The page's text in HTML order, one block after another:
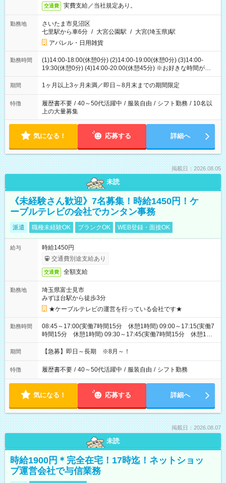
交通費 実費支給／当社規定あり。
勤務地
さいたま市見沼区
七里駅から車6分 / 大宮公園駅 / 大宮(埼玉県)駅
アパレル・日用雑貨
勤務時間
(1)14:00-18:00(休憩0分) (2)14:00-19:00(休憩0分) (3)14:00-
19:30(休憩0分) (4)14:00-20:00(休憩45分) ※お好きな時間が選べ
ます
期間 1ヶ月以上3ヶ月未満／即日～8月末までの期間限定
特徴 履歴書不要 / 40～50代活躍中 / 服装自由 / シフト勤務 / 10名以
上の大量募集
気になる！ 応募する 詳細へ
掲載日：2026.08.05
未読
《未経験さん歓迎》7名募集！時給1450円！ケ
ーブルテレビの会社でカンタン事務
派遣 職種未経験OK ブランクOK WEB登録・面接OK
給与
時給1450円
交通費別途支給あり
交通費 全額支給
勤務地
埼玉県富士見市
みずほ台駅から徒歩3分
★ケーブルテレビの運営を行っている会社です★
勤務時間
08:45～17:00(実働7時間15分 休憩1時間) 09:00～17:15(実働7
時間15分 休憩1時間) 09:30～17:45(実働7時間15分 休憩1時
間) ※11:45～20:00：週1回程度遅番あります(在宅勤務OK) ※配
属チームにより
期間 【急募】即日～長期 ※8月～！
特徴 履歴書不要 / 40～50代活躍中 / 服装自由 / シフト勤務
気になる！ 応募する 詳細へ
掲載日：2026.08.07
未読
時給1900円＊完全在宅！17時迄！ネットショッ
プ運営会社で与信業務